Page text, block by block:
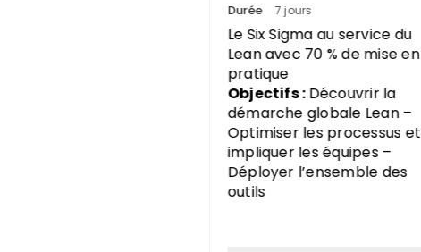
Durée 6 jours
Immersion dans le
démonstrateur Lean Office
Objectifs :
démarche Lean Durable© –
Maîtriser le management
visuel de la performance –
Accompagner le
changement et savoir
communiquer